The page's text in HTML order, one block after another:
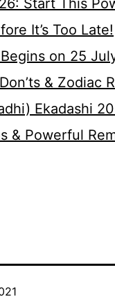
Start This
It’s Too Late!
on 25
& Zodiac
Ekadashi
& Powerful